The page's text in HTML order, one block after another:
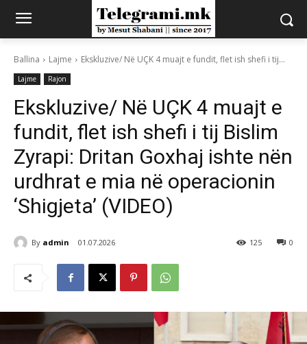
Ballina Lajme Ekskluzive/ Në UÇK 4 muajt e fundit, flet ish shefi i tij...
Lajme Rajon
Ekskluzive/ Në UÇK 4 muajt e
fundit, flet ish shefi i tij Bislim
Zyrapi: Dritan Goxhaj ishte nën
urdhrat e mia në operacionin
‘Shigjeta’ (VIDEO)
By admin 01.07.2026 0
125